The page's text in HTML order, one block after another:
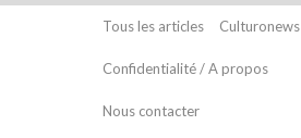
Tous les articles Culturonews
Confidentialité / A propos
Nous contacter